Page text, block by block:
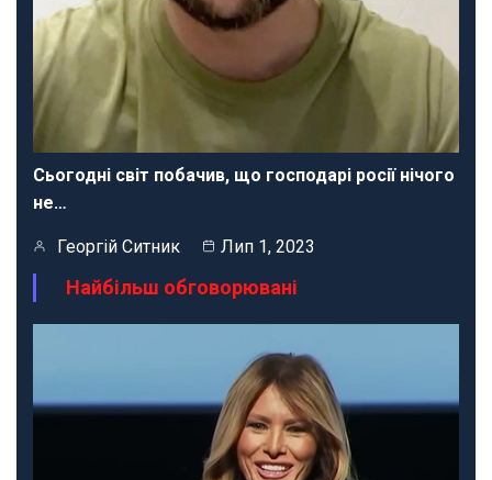
Сьогодні світ побачив, що господарі росії нічого
не…
Георгій Ситник Лип 1, 2023
Найбільш обговорювані